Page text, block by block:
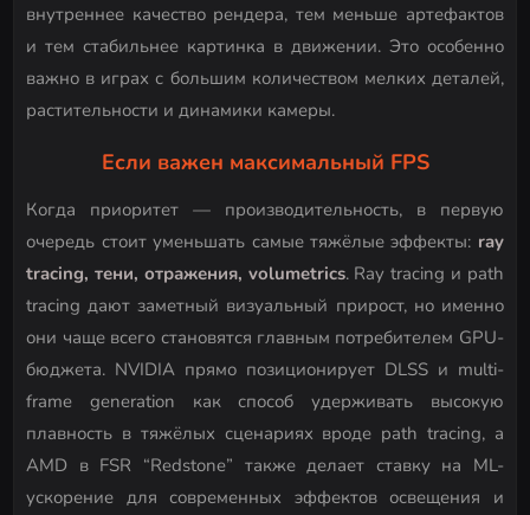
внутреннее качество рендера, тем меньше артефактов
и тем стабильнее картинка в движении. Это особенно
важно в играх с большим количеством мелких деталей,
растительности и динамики камеры.
Если важен максимальный FPS
Когда приоритет — производительность, в первую
очередь стоит уменьшать самые тяжёлые эффекты: ray
tracing, тени, отражения, volumetrics. Ray tracing и path
tracing дают заметный визуальный прирост, но именно
они чаще всего становятся главным потребителем GPU-
бюджета. NVIDIA прямо позиционирует DLSS и multi-
frame generation как способ удерживать высокую
плавность в тяжёлых сценариях вроде path tracing, а
AMD в FSR “Redstone” также делает ставку на ML-
ускорение для современных эффектов освещения и